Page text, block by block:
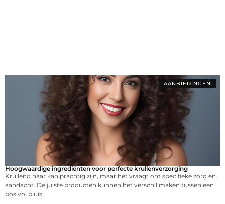
AANBIEDINGEN
Hoogwaardige ingrediënten voor perfecte krullenverzorging
Krullend haar kan prachtig zijn, maar het vraagt om specifieke zorg en
aandacht. De juiste producten kunnen het verschil maken tussen een
bos vol pluis